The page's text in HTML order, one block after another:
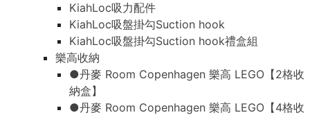
KiahLoc吸力配件
KiahLoc吸盤掛勾Suction hook
KiahLoc吸盤掛勾Suction hook禮盒組
樂高收納
●丹麥 Room Copenhagen 樂高 LEGO【2格收
納盒】
●丹麥 Room Copenhagen 樂高 LEGO【4格收